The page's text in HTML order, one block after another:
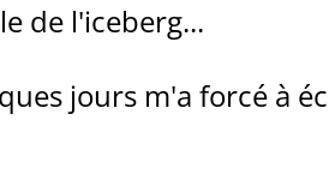
de l'iceberg...
jours m'a forcé à